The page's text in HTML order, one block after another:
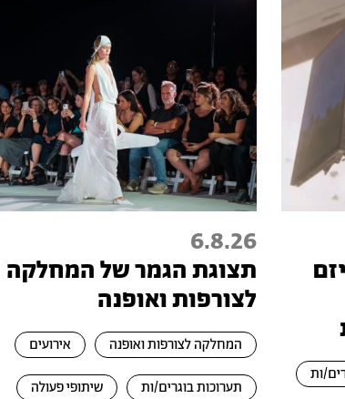
ות
6.8.26
תצוגת הגמר של המחלקה
לצורפות ואופנה
המחלקה לצורפות ואופנה אירועים
תערוכות בוגרים/ות שיתופי פעולה